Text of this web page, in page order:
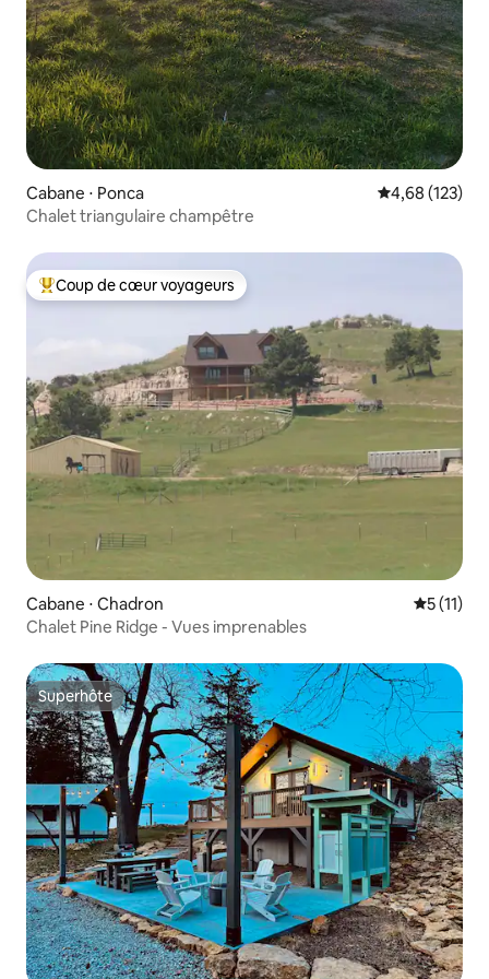
Cabane ⋅ Ponca Évaluation
4,68 (123)
Chalet triangulaire champêtre
Coups de cœur voyageurs les plus appréciés
Coup de cœur voyageurs
Cabane ⋅ Chadron
5 (11)
Chalet Pine Ridge - Vues imprenables
Superhôte
Superhôte